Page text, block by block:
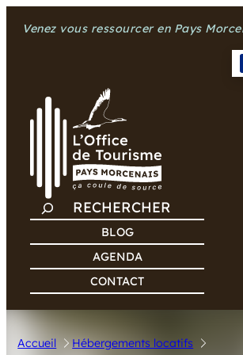
Venez vous ressourcer en Pays
C
H
R
H
BLOG
AGENDA
CONTACT
Accueil
Hébergements locatifs